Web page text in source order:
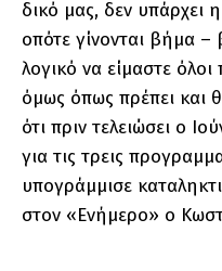
δικό μας, δεν υπάρχει
οπότε γίνονται βήμα –
λογικό να είμαστε
όμως όπως πρέπει και
ότι πριν τελειώσει ο
για τις τρεις
υπογράμμισε
στον «Ενήμερο» ο